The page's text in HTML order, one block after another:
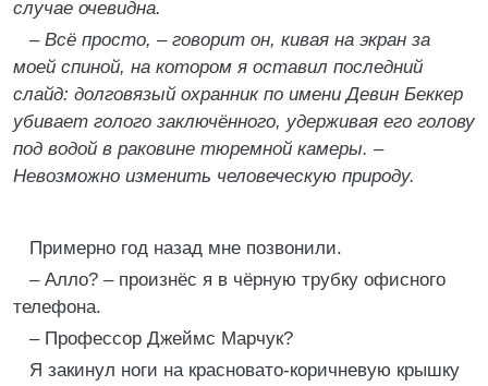
случае очевидна.
– Всё просто, – говорит он, кивая на экран за
моей спиной, на котором я оставил последний
слайд: долговязый охранник по имени Девин Беккер
убивает голого заключённого, удерживая его голову
под водой в раковине тюремной камеры. –
Невозможно изменить человеческую природу.
Примерно год назад мне позвонили.
– Алло? – произнёс я в чёрную трубку офисного
телефона.
– Профессор Джеймс Марчук?
Я закинул ноги на красновато-коричневую крышку